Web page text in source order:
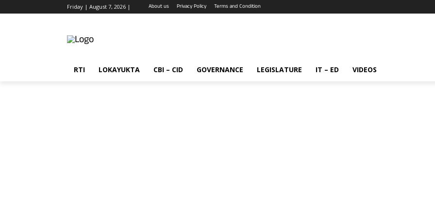
Friday | August 7, 2026 | About us Privacy Policy Terms and Condition
RTI LOKAYUKTA CBI – CID GOVERNANCE LEGISLATURE IT – ED VIDEOS